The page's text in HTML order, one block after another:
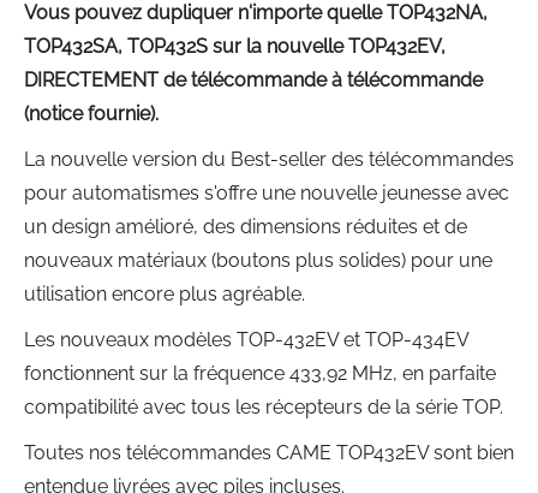
Vous pouvez dupliquer n'importe quelle TOP432NA,
TOP432SA, TOP432S sur la nouvelle TOP432EV,
DIRECTEMENT de télécommande à télécommande
(notice fournie).
La nouvelle version du Best-seller des télécommandes
pour automatismes s'offre une nouvelle jeunesse avec
un design amélioré, des dimensions réduites et de
nouveaux matériaux (boutons plus solides) pour une
utilisation encore plus agréable.
Les nouveaux modèles TOP-432EV et TOP-434EV
fonctionnent sur la fréquence 433,92 MHz, en parfaite
compatibilité avec tous les récepteurs de la série TOP.
Toutes nos télécommandes CAME TOP432EV sont bien
entendue livrées avec piles incluses.